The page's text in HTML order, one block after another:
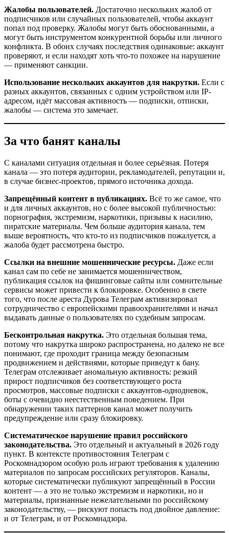
Жалобы пользователей. Достаточно нескольких жалоб от
подписчиков или случайных пользователей, чтобы аккаунт
попал под проверку. Жалобы могут быть обоснованными, а
могут быть инструментом конкурентной борьбы или личного
конфликта. В обоих случаях последствия одинаковые: аккаунт
проверяют, и если находят хоть что-то похожее на нарушение
— применяют санкции.
Использование нескольких аккаунтов для накрутки. Если с
разных аккаунтов, связанных с одним устройством или IP-
адресом, идёт массовая активность — подписки, отписки,
жалобы — система это замечает.
За что банят каналы
С каналами ситуация отдельная и более серьёзная. Потеря
канала — это потеря аудитории, рекламодателей, репутации и,
в случае бизнес-проектов, прямого источника дохода.
Запрещённый контент в публикациях. Всё то же самое, что
и для личных аккаунтов, но с более высокой публичностью:
порнография, экстремизм, наркотики, призывы к насилию,
пиратские материалы. Чем больше аудитория канала, тем
выше вероятность, что кто-то из подписчиков пожалуется, а
жалоба будет рассмотрена быстро.
Ссылки на внешние мошеннические ресурсы. Даже если
канал сам по себе не занимается мошенничеством,
публикация ссылок на фишинговые сайты или сомнительные
сервисы может привести к блокировке. Особенно в свете
того, что после ареста Дурова Телеграм активизировал
сотрудничество с европейскими правоохранителями и начал
выдавать данные о пользователях по судебным запросам.
Бесконтрольная накрутка. Это отдельная большая тема,
потому что накрутка широко распространена, но далеко не все
понимают, где проходит граница между безопасным
продвижением и действиями, которые приведут к бану.
Телеграм отслеживает аномальную активность: резкий
прирост подписчиков без соответствующего роста
просмотров, массовые подписки с аккаунтов-однодневок,
боты с очевидно неестественным поведением. При
обнаружении таких паттернов канал может получить
предупреждение или сразу блокировку.
Систематическое нарушение правил российского
законодательства. Это отдельный и актуальный в 2026 году
пункт. В контексте противостояния Телеграм с
Роскомнадзором особую роль играют требования к удалению
материалов по запросам российских регуляторов. Каналы,
которые систематически публикуют запрещённый в России
контент — а это не только экстремизм и наркотики, но и
материалы, признанные нежелательными по российскому
законодательству, — рискуют попасть под двойное давление:
и от Телеграм, и от Роскомнадзора.